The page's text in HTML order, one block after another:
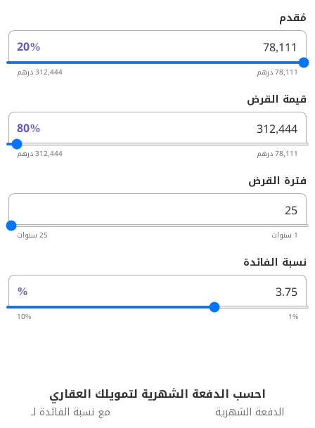
مُقدم
20%
78,111 درهم 312,444 درهم
قيمة القرض
80%
78,111 درهم 312,444 درهم
فترة القرض
1 سنوات 25 سنوات
نسبة الفائدة
%
1%
10%
احسب الدفعة الشهرية لتمويلك العقاري
الدفعة الشهرية مع نسبة الفائدة لـ